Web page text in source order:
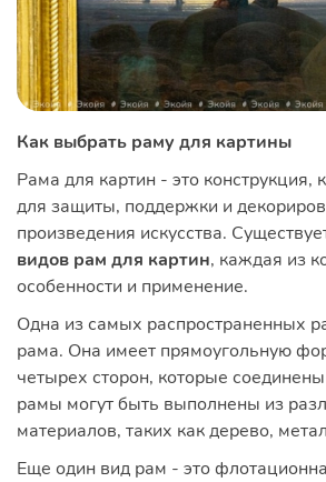
Как выбрать раму для картины
Рама для картин - это конструкция,
для защиты, поддержки и
произведения искусства.
видов рам для картин, каждая из
особенности и применение.
Одна из самых распространенных
рама. Она имеет прямоугольную
четырех сторон, которые
рамы могут быть выполнены из
материалов, таких как дерево,
Еще один вид рам - это